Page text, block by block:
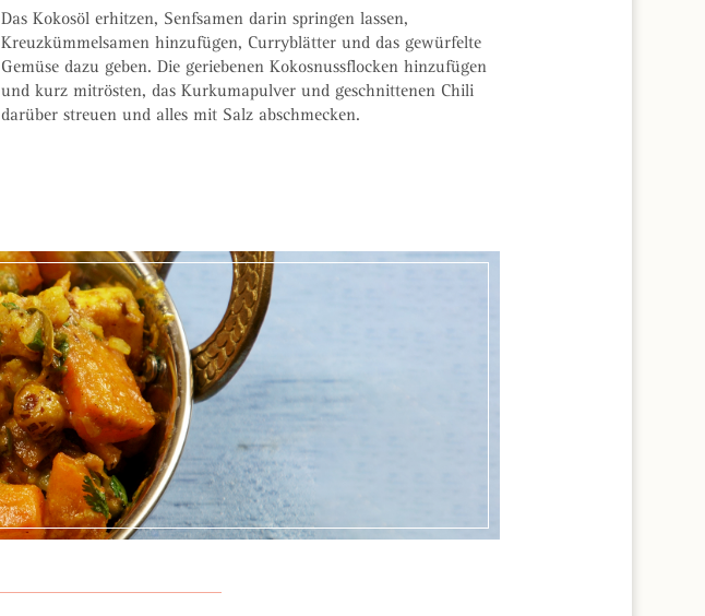
Das Kokosöl erhitzen, Senfsamen darin springen lassen,
Kreuzkümmelsamen hinzufügen, Curryblätter und das gewürfelte
Gemüse dazu geben. Die geriebenen Kokosnussflocken hinzufügen
und kurz mitrösten, das Kurkumapulver und geschnittenen Chili
darüber streuen und alles mit Salz abschmecken.